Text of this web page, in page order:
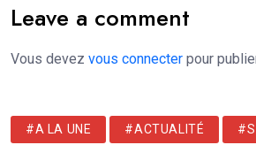
Leave a comment
Vous devez vous connecter pour
#A LA UNE #ACTUALITÉ